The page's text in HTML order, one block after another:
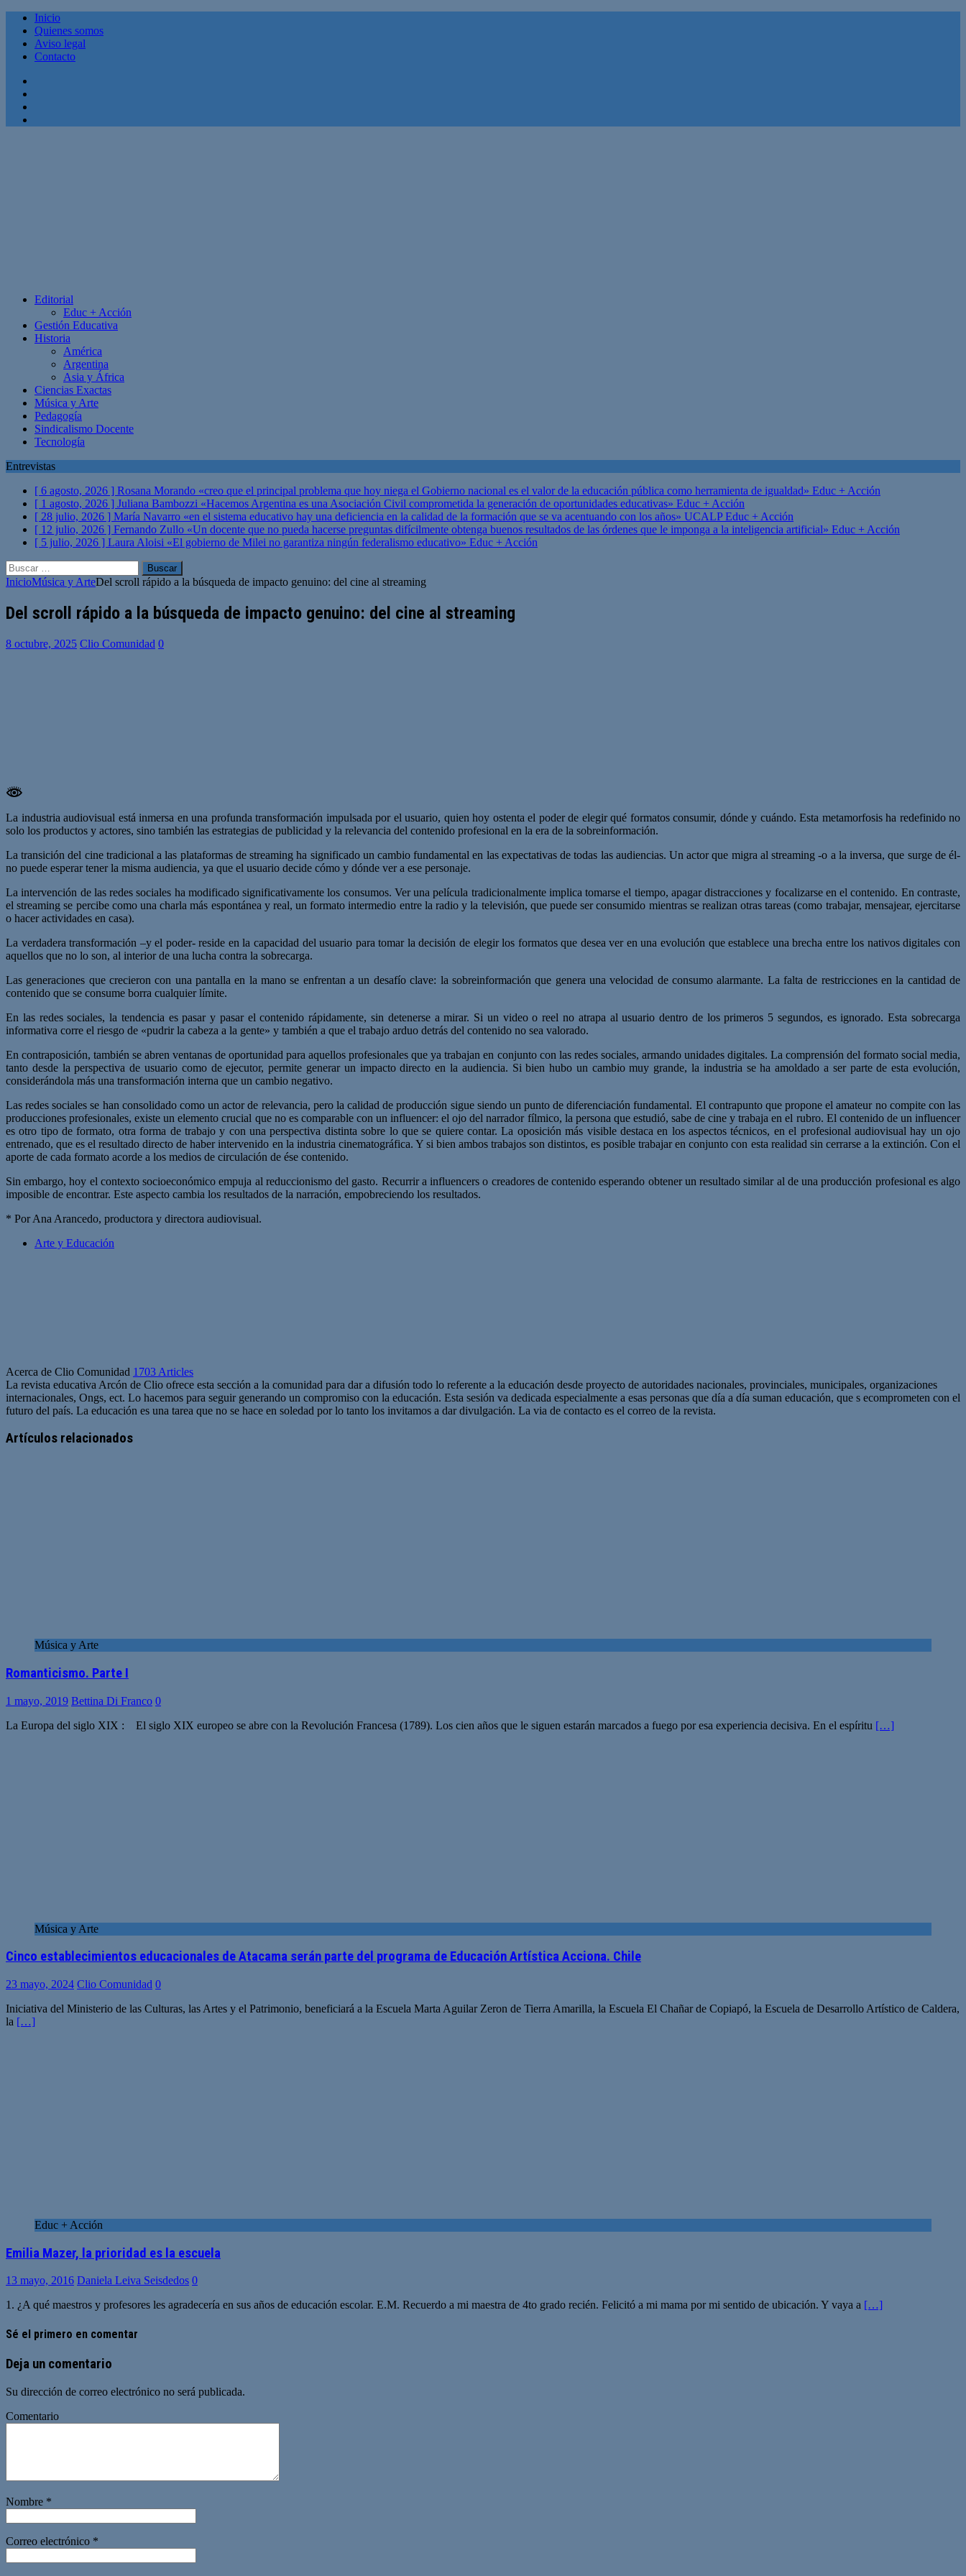
Inicio
Quienes somos
Aviso legal
Contacto
Editorial
Educ + Acción
Gestión Educativa
Historia
América
Argentina
Asia y África
Ciencias Exactas
Música y Arte
Pedagogía
Sindicalismo Docente
Tecnología
Entrevistas
[ 6 agosto, 2026 ] Rosana Morando «creo que el principal problema que hoy niega el Gobierno nacional es el valor de la educación pública como herramienta de igualdad» Educ + Acción
[ 1 agosto, 2026 ] Juliana Bambozzi «Hacemos Argentina es una Asociación Civil comprometida la generación de oportunidades educativas» Educ + Acción
[ 28 julio, 2026 ] María Navarro «en el sistema educativo hay una deficiencia en la calidad de la formación que se va acentuando con los años» UCALPEduc + Acción
[ 12 julio, 2026 ] Fernando Zullo «Un docente que no pueda hacerse preguntas difícilmente obtenga buenos resultados de las órdenes que le imponga a la inteligencia artificial» Educ + Acción
[ 5 julio, 2026 ] Laura Aloisi «El gobierno de Milei no garantiza ningún federalismo educativo» Educ + Acción
Buscar:
InicioMúsica y ArteDel scroll rápido a la búsqueda de impacto genuino: del cine al streaming
Del scroll rápido a la búsqueda de impacto genuino: del cine al streaming
8 octubre, 2025 Clio Comunidad 0
La industria audiovisual está inmersa en una profunda transformación impulsada por el usuario, quien hoy ostenta el poder de elegir qué formatos consumir, dónde y cuándo. Esta metamorfosis ha redefinido no
solo los productos y actores, sino también las estrategias de publicidad y la relevancia del contenido profesional en la era de la sobreinformación.
La transición del cine tradicional a las plataformas de streaming ha significado un cambio fundamental en las expectativas de todas las audiencias. Un actor que migra al streaming -o a la inversa, que surge de él-
no puede esperar tener la misma audiencia, ya que el usuario decide cómo y dónde ver a ese personaje.
La intervención de las redes sociales ha modificado significativamente los consumos. Ver una película tradicionalmente implica tomarse el tiempo, apagar distracciones y focalizarse en el contenido. En contraste,
el streaming se percibe como una charla más espontánea y real, un formato intermedio entre la radio y la televisión, que puede ser consumido mientras se realizan otras tareas (como trabajar, mensajear, ejercitarse
o hacer actividades en casa).
La verdadera transformación –y el poder- reside en la capacidad del usuario para tomar la decisión de elegir los formatos que desea ver en una evolución que establece una brecha entre los nativos digitales con
aquellos que no lo son, al interior de una lucha contra la sobrecarga.
Las generaciones que crecieron con una pantalla en la mano se enfrentan a un desafío clave: la sobreinformación que genera una velocidad de consumo alarmante. La falta de restricciones en la cantidad de
contenido que se consume borra cualquier límite.
En las redes sociales, la tendencia es pasar y pasar el contenido rápidamente, sin detenerse a mirar. Si un video o reel no atrapa al usuario dentro de los primeros 5 segundos, es ignorado. Esta sobrecarga
informativa corre el riesgo de «pudrir la cabeza a la gente» y también a que el trabajo arduo detrás del contenido no sea valorado.
En contraposición, también se abren ventanas de oportunidad para aquellos profesionales que ya trabajan en conjunto con las redes sociales, armando unidades digitales. La comprensión del formato social media,
tanto desde la perspectiva de usuario como de ejecutor, permite generar un impacto directo en la audiencia. Si bien hubo un cambio muy grande, la industria se ha amoldado a ser parte de esta evolución,
considerándola más una transformación interna que un cambio negativo.
Las redes sociales se han consolidado como un actor de relevancia, pero la calidad de producción sigue siendo un punto de diferenciación fundamental. El contrapunto que propone el amateur no compite con las
producciones profesionales, existe un elemento crucial que no es comparable con un influencer: el ojo del narrador fílmico, la persona que estudió, sabe de cine y trabaja en el rubro. El contenido de un influencer
es otro tipo de formato, otra forma de trabajo y con una perspectiva distinta sobre lo que se quiere contar. La oposición más visible destaca en los aspectos técnicos, en el profesional audiovisual hay un ojo
entrenado, que es el resultado directo de haber intervenido en la industria cinematográfica. Y si bien ambos trabajos son distintos, es posible trabajar en conjunto con esta realidad sin cerrarse a la extinción. Con el
aporte de cada formato acorde a los medios de circulación de ése contenido.
Sin embargo, hoy el contexto socioeconómico empuja al reduccionismo del gasto. Recurrir a influencers o creadores de contenido esperando obtener un resultado similar al de una producción profesional es algo
imposible de encontrar. Este aspecto cambia los resultados de la narración, empobreciendo los resultados.
* Por Ana Arancedo, productora y directora audiovisual.
Arte y Educación
Acerca de Clio Comunidad 1703 Articles
La revista educativa Arcón de Clio ofrece esta sección a la comunidad para dar a difusión todo lo referente a la educación desde proyecto de autoridades nacionales, provinciales, municipales, organizaciones
internacionales, Ongs, ect. Lo hacemos para seguir generando un compromiso con la educación. Esta sesión va dedicada especialmente a esas personas que día a día suman educación, que s ecomprometen con el
futuro del país. La educación es una tarea que no se hace en soledad por lo tanto los invitamos a dar divulgación. La via de contacto es el correo de la revista.
web
Artículos relacionados
Música y Arte
Romanticismo. Parte I
1 mayo, 2019 Bettina Di Franco 0
La Europa del siglo XIX : El siglo XIX europeo se abre con la Revolución Francesa (1789). Los cien años que le siguen estarán marcados a fuego por esa experiencia decisiva. En el espíritu […]
Música y Arte
Cinco establecimientos educacionales de Atacama serán parte del programa de Educación Artística Acciona. Chile
23 mayo, 2024 Clio Comunidad 0
Iniciativa del Ministerio de las Culturas, las Artes y el Patrimonio, beneficiará a la Escuela Marta Aguilar Zeron de Tierra Amarilla, la Escuela El Chañar de Copiapó, la Escuela de Desarrollo Artístico de Caldera,
la […]
Educ + Acción
Emilia Mazer, la prioridad es la escuela
13 mayo, 2016 Daniela Leiva Seisdedos 0
1. ¿A qué maestros y profesores les agradecería en sus años de educación escolar. E.M. Recuerdo a mi maestra de 4to grado recién. Felicitó a mi mama por mi sentido de ubicación. Y vaya a […]
Sé el primero en comentar
Deja un comentario
Su dirección de correo electrónico no será publicada.
Comentario
Nombre *
Correo electrónico *